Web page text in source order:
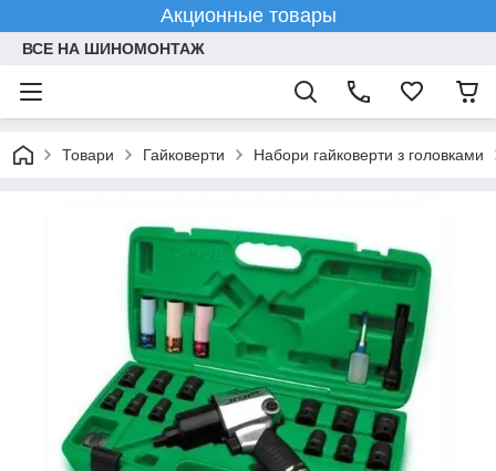
Акционные товары
ВСЕ НА ШИНОМОНТАЖ
Товари Гайковерти Набори гайковерти з головками